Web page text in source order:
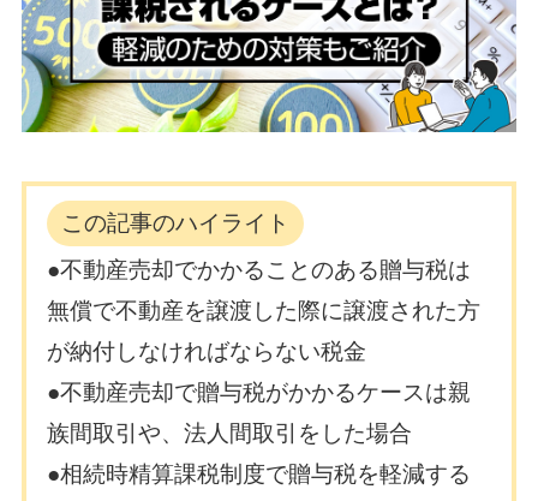
この記事のハイライト
●不動産売却でかかることのある贈与税は
無償で不動産を譲渡した際に譲渡された方
が納付しなければならない税金
●不動産売却で贈与税がかかるケースは親
族間取引や、法人間取引をした場合
●相続時精算課税制度で贈与税を軽減する